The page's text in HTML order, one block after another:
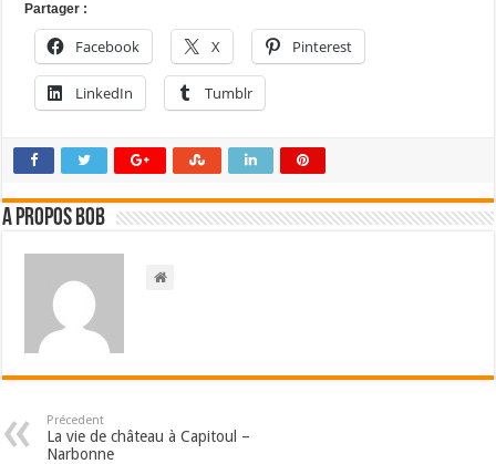
Partager :
Facebook X Pinterest
LinkedIn Tumblr
A propos bOb
Précedent
La vie de château à Capitoul –
Narbonne